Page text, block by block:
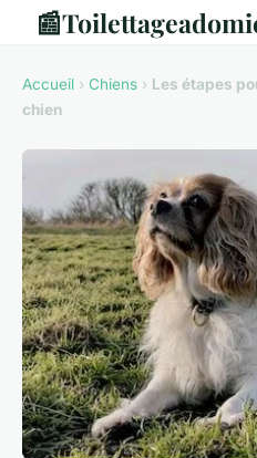
📰
Accueil › Chiens › Les étapes
chien